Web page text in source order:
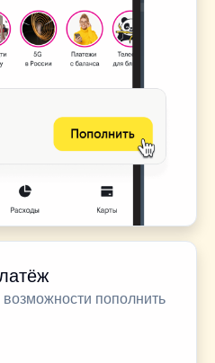
пополнить